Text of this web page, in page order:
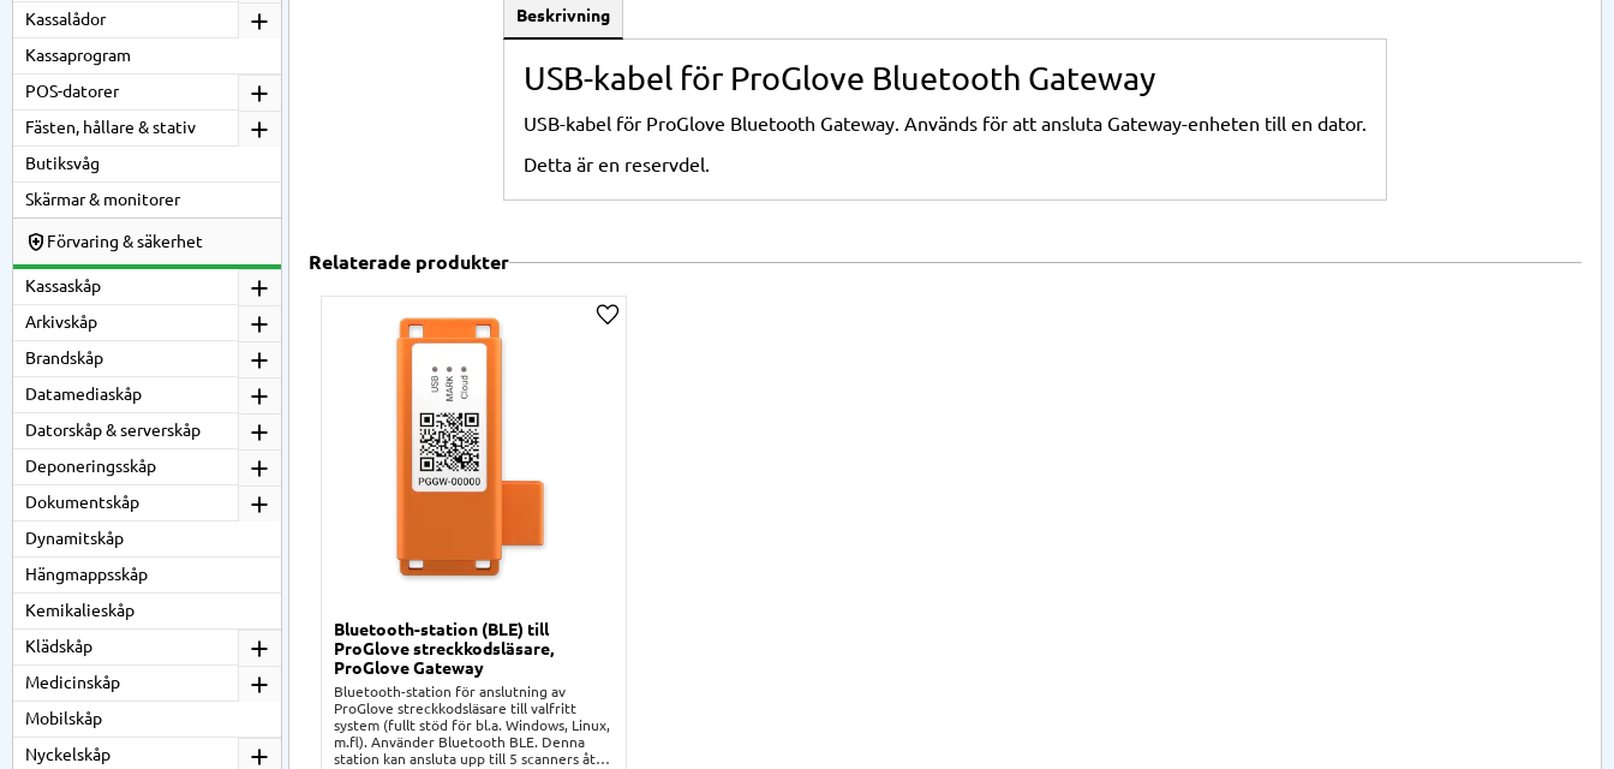
Beskrivning
USB-kabel för ProGlove Bluetooth Gateway
USB-kabel för ProGlove Bluetooth Gateway. Används för att ansluta Gateway-enheten till en dator.
Detta är en reservdel.
Relaterade produkter
Bluetooth-station (BLE) till
ProGlove streckkodsläsare,
ProGlove Gateway
Bluetooth-station för anslutning av
ProGlove streckkodsläsare till valfritt
system (fullt stöd för bl.a. Windows, Linux,
m.fl). Använder Bluetooth BLE. Denna
station kan ansluta upp till 5 scanners åt
Lägg till i önskelista
Kassalådor
Kassaprogram
POS-datorer
Fästen, hållare & stativ
Butiksvåg
Skärmar & monitorer
Förvaring & säkerhet
Kassaskåp
Arkivskåp
Brandskåp
Datamediaskåp
Datorskåp & serverskåp
Deponeringsskåp
Dokumentskåp
Dynamitskåp
Hängmappsskåp
Kemikalieskåp
Klädskåp
Medicinskåp
Mobilskåp
Nyckelskåp